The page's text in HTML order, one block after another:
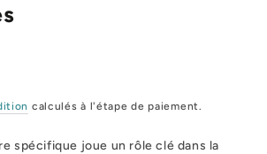
calculés à l'étape de paiement.
spécifique joue un rôle clé dans la